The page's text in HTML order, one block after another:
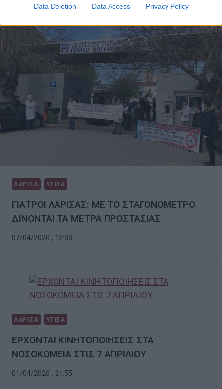
Data Deletion Data Access Privacy Policy
ΛΑΡΙΣΑ ΥΓΕΙΑ
ΓΙΑΤΡΟΙ ΛΑΡΙΣΑΣ: ΜΕ ΤΟ ΣΤΑΓΟΝΟΜΕΤΡΟ
ΔΙΝΟΝΤΑΙ ΤΑ ΜΕΤΡΑ ΠΡΟΣΤΑΣΙΑΣ
07/04/2020 , 12:03
ΛΑΡΙΣΑ ΥΓΕΙΑ
ΕΡΧΟΝΤΑΙ ΚΙΝΗΤΟΠΟΙΗΣΕΙΣ ΣΤΑ
ΝΟΣΟΚΟΜΕΙΑ ΣΤΙΣ 7 ΑΠΡΙΛΙΟΥ
01/04/2020 , 21:55